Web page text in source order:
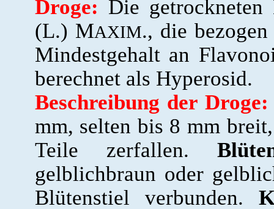
Droge: Die
(L.) MAXIM., die
Mindestgehalt an
berechnet als Hyperosid.
Beschreibung der Droge:
mm, selten bis 8 mm
Teile zerfallen.
gelblichbraun oder
Blütenstiel verbunden.